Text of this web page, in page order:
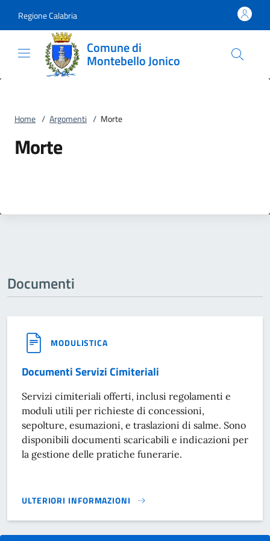
Regione Calabria
Comune di
Montebello Jonico
Home / Argomenti / Morte
Morte
Documenti
MODULISTICA
Documenti Servizi Cimiteriali
Servizi cimiteriali offerti, inclusi regolamenti e
moduli utili per richieste di concessioni,
sepolture, esumazioni, e traslazioni di salme. Sono
disponibili documenti scaricabili e indicazioni per
la gestione delle pratiche funerarie.
ULTERIORI INFORMAZIONI
DOCUMENTI SERVIZI CIMITERIALI}